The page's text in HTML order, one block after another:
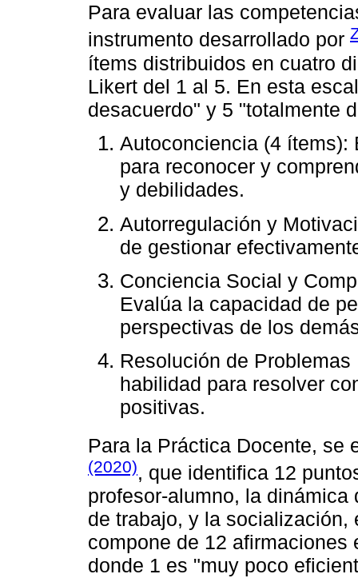
Para evaluar las
instrumento desarrollado por
ítems distribuidos en cuatro
Likert del 1 al 5. En esta
desacuerdo" y 5 "totalmente
Autoconciencia (4 ítems):
para reconocer y
y debilidades.
Autorregulación y
de gestionar
Conciencia Social y
Evalúa la capacidad de
perspectivas de los
Resolución de
habilidad para resolver
positivas.
Para la Práctica Docente, se
(2020), que identifica 12
profesor-alumno, la
de trabajo, y la socialización,
compone de 12
donde 1 es "muy poco